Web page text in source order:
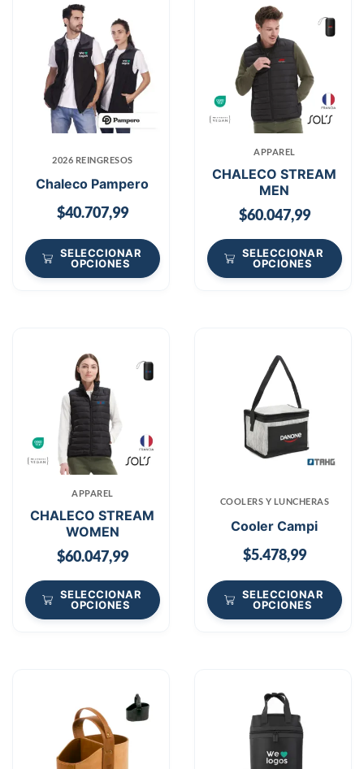
2026 REINGRESOS
Chaleco Pampero
$40.707,99
SELECCIONAR
OPCIONES
APPAREL
CHALECO STREAM
MEN
$60.047,99
SELECCIONAR
OPCIONES
APPAREL
CHALECO STREAM
WOMEN
$60.047,99
SELECCIONAR
OPCIONES
COOLERS Y LUNCHERAS
Cooler Campi
$5.478,99
SELECCIONAR
OPCIONES